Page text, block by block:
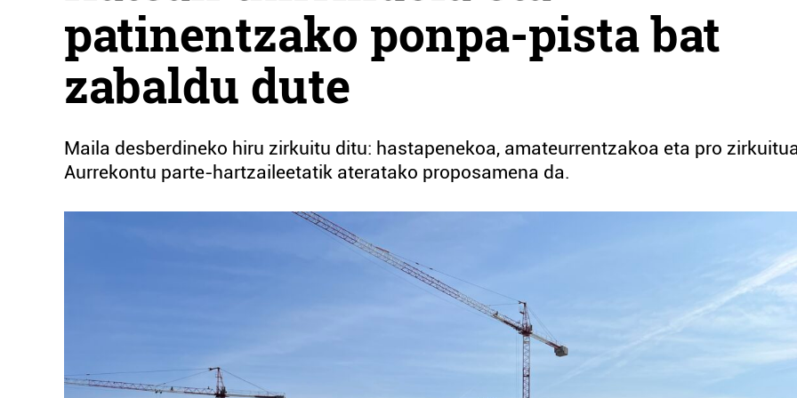
patinentzako ponpa-pista bat
zabaldu dute
Maila desberdineko hiru zirkuitu ditu: hastapenekoa, amateurrentzakoa eta pro
Aurrekontu parte-hartzaileetatik ateratako proposamena da.